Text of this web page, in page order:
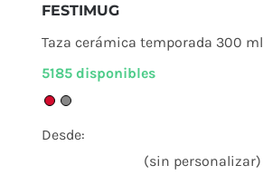
FESTIMUG
Taza cerámica temporada 300 ml
5185 disponibles
Desde:
(sin personalizar)